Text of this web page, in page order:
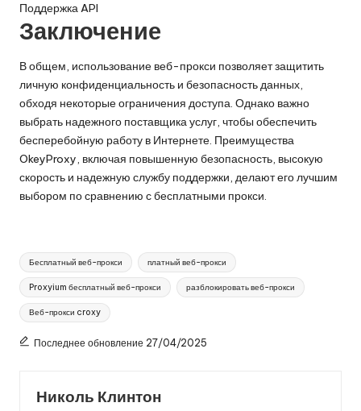
Поддержка API
Заключение
В общем, использование веб-прокси позволяет защитить
личную конфиденциальность и безопасность данных,
обходя некоторые ограничения доступа. Однако важно
выбрать надежного поставщика услуг, чтобы обеспечить
бесперебойную работу в Интернете. Преимущества
OkeyProxy, включая повышенную безопасность, высокую
скорость и надежную службу поддержки, делают его лучшим
выбором по сравнению с бесплатными прокси.
Теги:
Бесплатный веб-прокси платный веб-прокси
Proxyium бесплатный веб-прокси разблокировать веб-прокси
Веб-прокси croxy
Последнее обновление 27/04/2025
Николь Клинтон